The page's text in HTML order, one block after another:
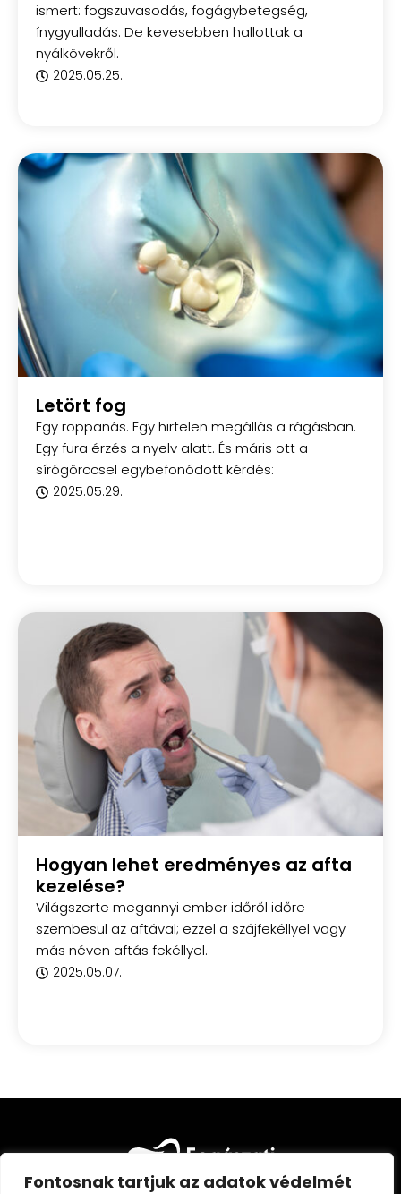
Fontosnak tartjuk az adatok védelmét
ismert: fogszuvasodás, fogágybetegség,
ínygyulladás. De kevesebben hallottak a
nyálkövekről.
2025.05.25.
Letört fog
Egy roppanás. Egy hirtelen megállás a rágásban.
Egy fura érzés a nyelv alatt. És máris ott a
sírógörccsel egybefonódott kérdés:
2025.05.29.
Hogyan lehet eredményes az afta
kezelése?
Világszerte megannyi ember időről időre
szembesül az aftával; ezzel a szájfekéllyel vagy
más néven aftás fekéllyel.
2025.05.07.